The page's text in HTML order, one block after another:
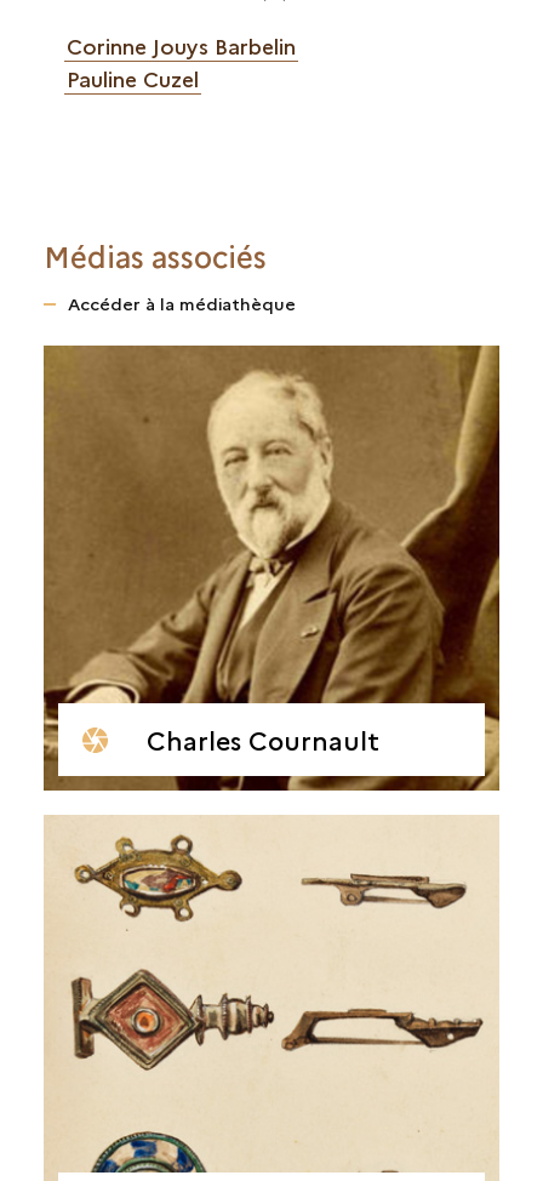
Corinne Jouys Barbelin
Pauline Cuzel
Médias associés
Accéder à la médiathèque
Charles Cournault